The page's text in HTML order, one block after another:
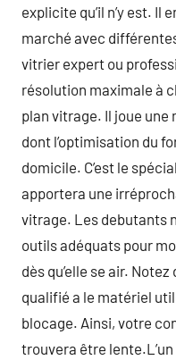
explicite qu’il n’y est. Il
marché avec
vitrier expert ou
résolution maximale à
plan vitrage. Il joue une
dont l’optimisation du
domicile. C’est le
apportera une
vitrage. Les debutants
outils adéquats pour
dès qu’elle se air.
qualifié a le matériel
blocage. Ainsi, votre
trouvera être